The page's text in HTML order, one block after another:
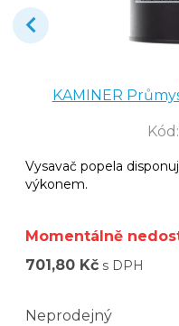
KAMINER
Kód :
Vysavač popela
výkonem.
Momentálně
701,80 Kč s DPH
Neprodejný